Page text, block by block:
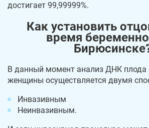
достигает 99,99999%.
Как установить
время
В данный момент анализ ДНК плода
женщины осуществляется двумя
Инвазивным
Неинвазивным.